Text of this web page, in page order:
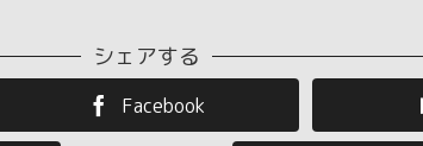
シェアする
Facebook